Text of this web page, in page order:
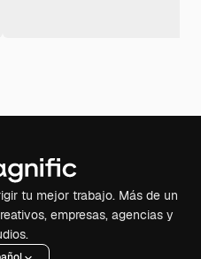
tu mejor trabajo. Más de un
empresas, agencias y